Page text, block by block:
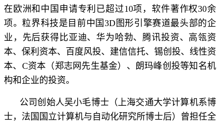
在欧洲和中国申请专利已超过10项，软件著作权30余
项。粒界科技是目前中国3D图形引擎赛道最头部的企
业，先后获得比亚迪、华为哈勃、腾讯投资、高瓴资
本、保利资本、百度风投、建信信托、锡创投、线性资
本、C资本（郑志网先生基金）、朗玛峰创投等知名机
构和企业的投资。
公司创始人吴小毛博士（上海交通大学计算机系博
士，法国国立计算机与自动化研究所博士后）曾担任全